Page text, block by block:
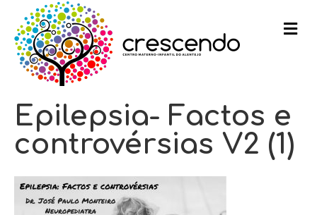
m
e
Epilepsia- Factos e
controvérsias V2 (1)